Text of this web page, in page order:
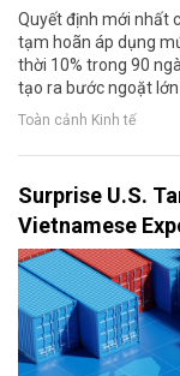
Quyết định mới nhất
tạm hoãn áp dụng
thời 10% trong 90
tạo ra bước ngoặt
Toàn cảnh Kinh tế
Surprise U.S.
Vietnamese